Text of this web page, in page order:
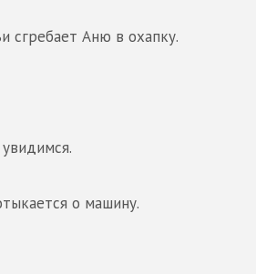
сгребает Аню в охапку.
о машину.